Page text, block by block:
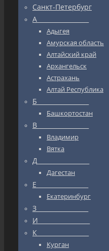
Санкт-Петербург
А_________________
Адыгея
Амурская область
Алтайский край
Архангельск
Астрахань
Алтай Республика
Б_________________
Башкортостан
В_________________
Владимир
Вятка
Д_________________
Дагестан
Е_________________
Екатеринбург
З_________________
И_________________
К_________________
Курган